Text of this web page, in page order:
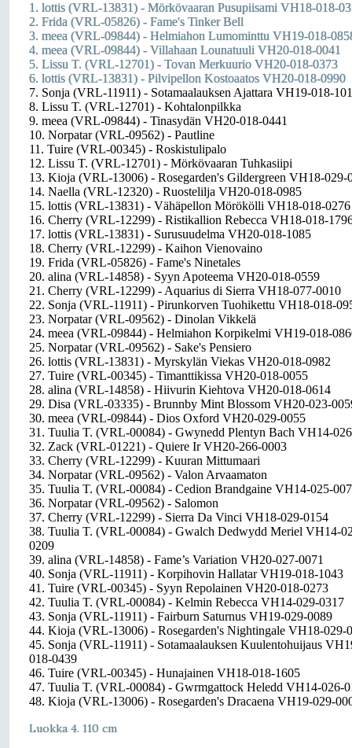
1. lottis (VRL-13831) - Mörkövaaran Pusupiisami VH18-018-
2. Frida (VRL-05826) - Fame's Tinker Bell
3. meea (VRL-09844) - Helmiahon Lumominttu VH19-018-
4. meea (VRL-09844) - Villahaan Lounatuuli VH20-018-0041
5. Lissu T. (VRL-12701) - Tovan Merkuurio VH20-018-0373
6. lottis (VRL-13831) - Pilvipellon Kostoaatos VH20-018-0990
7. Sonja (VRL-11911) - Sotamaalauksen Ajattara VH19-018-
8. Lissu T. (VRL-12701) - Kohtalonpilkka
9. meea (VRL-09844) - Tinasydän VH20-018-0441
10. Norpatar (VRL-09562) - Pautline
11. Tuire (VRL-00345) - Roskistulipalo
12. Lissu T. (VRL-12701) - Mörkövaaran Tuhkasiipi
13. Kioja (VRL-13006) - Rosegarden's Gildergreen VH18-029-
14. Naella (VRL-12320) - Ruostelilja VH20-018-0985
15. lottis (VRL-13831) - Vähäpellon Mörökölli VH18-018-0276
16. Cherry (VRL-12299) - Ristikallion Rebecca VH18-018-
17. lottis (VRL-13831) - Surusuudelma VH20-018-1085
18. Cherry (VRL-12299) - Kaihon Vienovaino
19. Frida (VRL-05826) - Fame's Ninetales
20. alina (VRL-14858) - Syyn Apoteema VH20-018-0559
21. Cherry (VRL-12299) - Aquarius di Sierra VH18-077-0010
22. Sonja (VRL-11911) - Pirunkorven Tuohikettu VH18-018-
23. Norpatar (VRL-09562) - Dinolan Vikkelä
24. meea (VRL-09844) - Helmiahon Korpikelmi VH19-018-
25. Norpatar (VRL-09562) - Sake's Pensiero
26. lottis (VRL-13831) - Myrskylän Viekas VH20-018-0982
27. Tuire (VRL-00345) - Timanttikissa VH20-018-0055
28. alina (VRL-14858) - Hiivurin Kiehtova VH20-018-0614
29. Disa (VRL-03335) - Brunnby Mint Blossom VH20-023-
30. meea (VRL-09844) - Dios Oxford VH20-029-0055
31. Tuulia T. (VRL-00084) - Gwynedd Plentyn Bach VH14-
32. Zack (VRL-01221) - Quiere Ir VH20-266-0003
33. Cherry (VRL-12299) - Kuuran Mittumaari
34. Norpatar (VRL-09562) - Valon Arvaamaton
35. Tuulia T. (VRL-00084) - Cedion Brandgaine VH14-025-
36. Norpatar (VRL-09562) - Salomon
37. Cherry (VRL-12299) - Sierra Da Vinci VH18-029-0154
38. Tuulia T. (VRL-00084) - Gwalch Dedwydd Meriel VH14-
0209
39. alina (VRL-14858) - Fame’s Variation VH20-027-0071
40. Sonja (VRL-11911) - Korpihovin Hallatar VH19-018-1043
41. Tuire (VRL-00345) - Syyn Repolainen VH20-018-0273
42. Tuulia T. (VRL-00084) - Kelmin Rebecca VH14-029-0317
43. Sonja (VRL-11911) - Fairburn Saturnus VH19-029-0089
44. Kioja (VRL-13006) - Rosegarden's Nightingale VH18-029-
45. Sonja (VRL-11911) - Sotamaalauksen Kuulentohuijaus
018-0439
46. Tuire (VRL-00345) - Hunajainen VH18-018-1605
47. Tuulia T. (VRL-00084) - Gwrmgattock Heledd VH14-026-
48. Kioja (VRL-13006) - Rosegarden's Dracaena VH19-029-
Luokka 4. 110 cm